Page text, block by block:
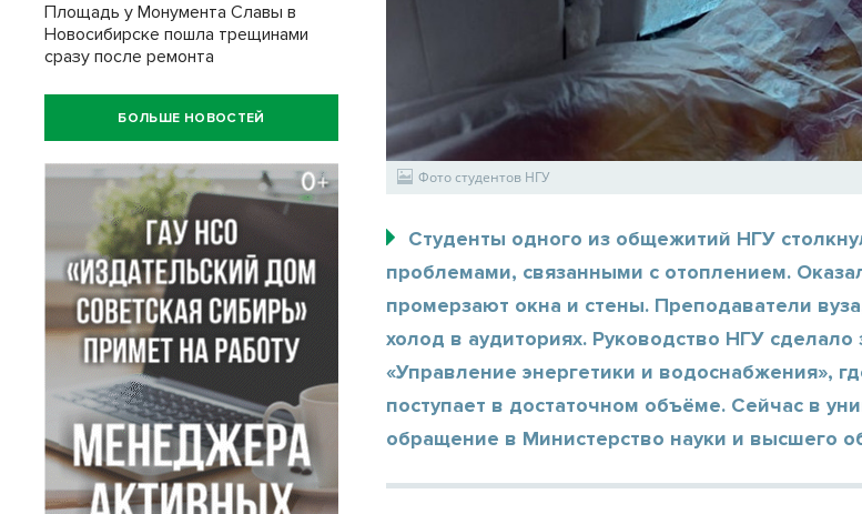
Фото студентов НГУ
Студенты одного из общежитий НГУ
проблемами, связанными с отоплением.
промерзают окна и стены. Преподаватели
холод в аудиториях. Руководство НГУ
«Управление энергетики и водоснабжения»,
поступает в достаточном объёме. Сейчас в
обращение в Министерство науки и высшего
Площадь у Монумента Славы в
Новосибирске пошла трещинами
сразу после ремонта
БОЛЬШЕ НОВОСТЕЙ